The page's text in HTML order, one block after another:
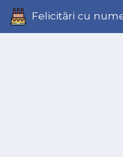
Felicitări cu